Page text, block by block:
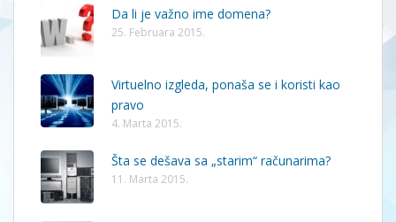
Da li je važno ime domena?
25. Februara 2015.
Virtuelno izgleda, ponaša se i koristi kao
pravo
4. Marta 2015.
Šta se dešava sa „starim“ računarima?
11. Marta 2015.